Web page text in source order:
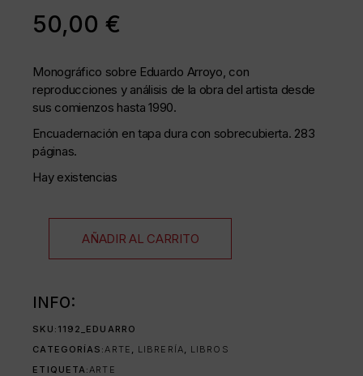
50,00€
Monográfico sobre Eduardo Arroyo, con
reproducciones y análisis de la obra del artista desde
sus comienzos hasta 1990.
Encuadernación en tapa dura con sobrecubierta. 283
páginas.
Hay existencias
AÑADIR AL CARRITO
INFO:
SKU: 1192_EDUARRO
CATEGORÍAS: ARTE LIBRERÍA
LIBROS
ETIQUETA: ARTE